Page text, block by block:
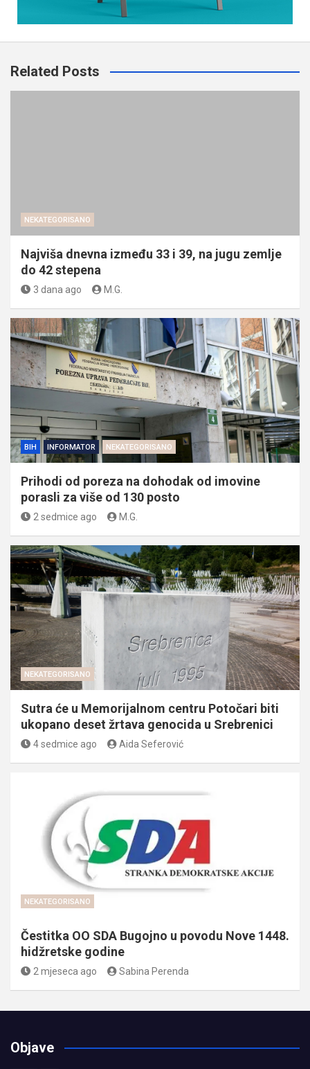
Related Posts
NEKATEGORISANO
Najviša dnevna između 33 i 39, na jugu zemlje
do 42 stepena
3 dana ago M.G.
BIH INFORMATOR NEKATEGORISANO
Prihodi od poreza na dohodak od imovine
porasli za više od 130 posto
2 sedmice ago M.G.
NEKATEGORISANO
Sutra će u Memorijalnom centru Potočari biti
ukopano deset žrtava genocida u Srebrenici
4 sedmice ago Aida Seferović
NEKATEGORISANO
Čestitka OO SDA Bugojno u povodu Nove 1448.
hidžretske godine
2 mjeseca ago Sabina Perenda
Objave